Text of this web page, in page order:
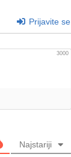
Prijavite se
3000
Najstariji